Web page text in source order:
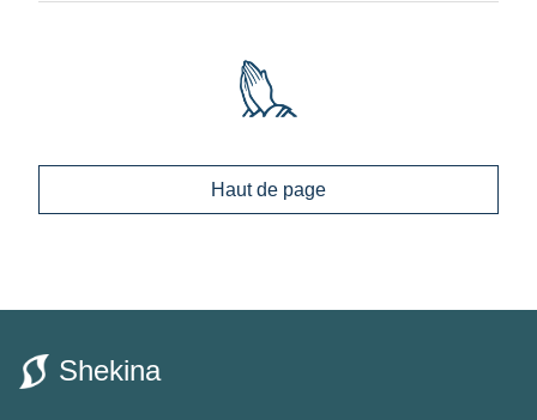
Haut de page
Shekina